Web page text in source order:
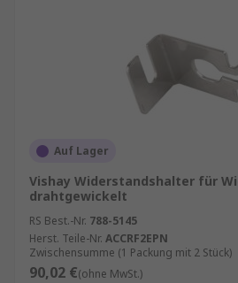
Auf Lager
Vishay Widerstandshalter für
drahtgewickelt
RS Best.-Nr. 788-5145
Herst. Teile-Nr. ACCRF2EPN
Zwischensumme (1 Packung mit 2 Stück)
90,02 €(ohne MwSt.)